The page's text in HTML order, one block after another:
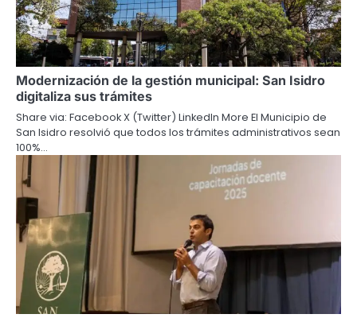
Modernización de la gestión municipal: San Isidro
digitaliza sus trámites
Share via: Facebook X (Twitter) LinkedIn More El Municipio de
San Isidro resolvió que todos los trámites administrativos sean
100%…